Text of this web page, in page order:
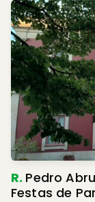
R. Pedro
Festas de